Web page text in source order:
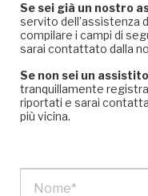
Se sei già un nostro
servito dell’assistenza
compilare i campi di
sarai contattato dalla
Se non sei un assistito
tranquillamente
riportati e sarai
più vicina.